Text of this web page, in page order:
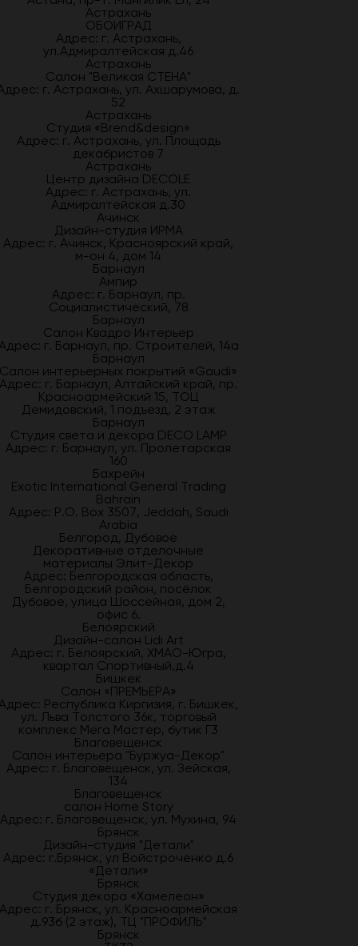
Астрахань
ОБОИГРАД
Адрес: г. Астрахань,
ул.Адмиралтейская д.46
Астрахань
Салон "Великая СТЕНА"
г. Астрахань, ул. Ахшарумова, д.
52
Астрахань
Студия «Brend&design»
Адрес: г. Астрахань, ул. Площадь
декабристов 7
Астрахань
Центр дизайна DECOLE
Адрес: г. Астрахань, ул.
Адмиралтейская д.30
Ачинск
Дизайн-студия ИРМА
Адрес: г. Ачинск, Красноярский край,
м-он 4, дом 14
Барнаул
Ампир
Адрес: г. Барнаул, пр.
Социалистический, 78
Барнаул
Салон Квадро Интерьер
г. Барнаул, пр. Строителей, 14а
Барнаул
Салон интерьерных покрытий «Gaudi»
Адрес: г. Барнаул, Алтайский край, пр.
Красноармейский 15, ТОЦ
Демидовский, 1 подъезд, 2 этаж
Барнаул
Студия света и декора DECO LAMP
Адрес: г. Барнаул, ул. Пролетарская
160
Бахрейн
Exotic International General Trading
Bahrain
Адрес: P.O. Box 3507, Jeddah, Saudi
Arabia
Белгород, Дубовое
Декоративные отделочные
материалы Элит-Декор
Адрес: Белгородская область,
Белгородский район, посёлок
Дубовое, улица Шоссейная, дом 2,
офис 6.
Белоярский
Дизайн-салон Lidi Art
Адрес: г. Белоярский, ХМАО-Югра,
квартал Спортивный,д.4
Бишкек
Салон «ПРЕМЬЕРА»
Республика Киргизия, г. Бишкек,
ул. Льва Толстого 36к, торговый
комплекс Мега Мастер, бутик Г3
Благовещенск
Салон интерьера "Буржуа-Декор"
Адрес: г. Благовещенск, ул. Зейская,
134
Благовещенск
салон Home Story
Адрес: г. Благовещенск, ул. Мухина, 94
Брянск
Дизайн-студия "Детали"
Адрес: г.Брянск, ул Войстроченко д.6
«Детали»
Брянск
Студия декора «Хамелеон»
Адрес: г. Брянск, ул. Красноармейская
д.93б (2 этаж), ТЦ "ПРОФИЛЬ"
Брянск